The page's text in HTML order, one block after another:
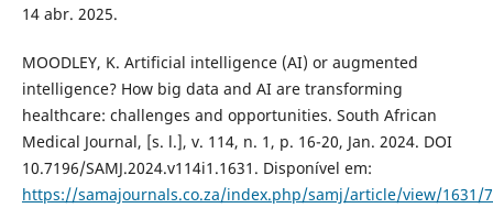
14 abr. 2025.
MOODLEY, K. Artificial intelligence (AI) or augmented
intelligence? How big data and AI are transforming
healthcare: challenges and opportunities. South African
Medical Journal, [s. l.], v. 114, n. 1, p. 16-20, Jan. 2024. DOI
10.7196/SAMJ.2024.v114i1.1631. Disponível em:
https://samajournals.co.za/index.php/samj/article/view/1631/